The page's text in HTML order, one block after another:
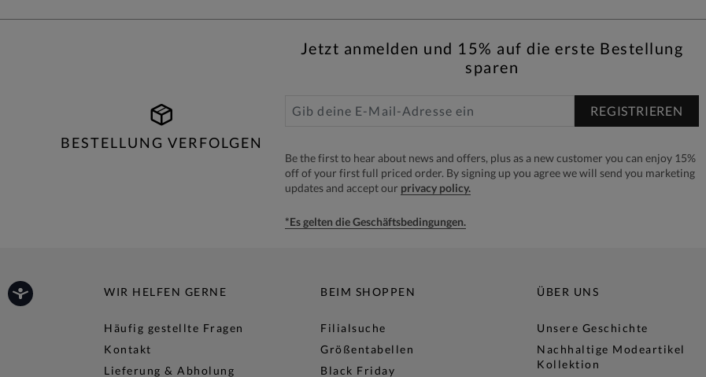
BESTELLUNG VERFOLGEN
Jetzt anmelden und 15% auf die erste Bestellung
sparen
REGISTRIEREN
Be the first to hear about news and offers, plus as a new customer you can enjoy 15%
off of your first full priced order. By signing up you agree we will send you marketing
updates and accept our privacy policy.
*Es gelten die Geschäftsbedingungen.
WIR HELFEN GERNE
Häufig gestellte Fragen
Kontakt
Lieferung & Abholung
BEIM SHOPPEN
Filialsuche
Größentabellen
Black Friday
ÜBER UNS
Unsere Geschichte
Nachhaltige Modeartikel
Kollektion